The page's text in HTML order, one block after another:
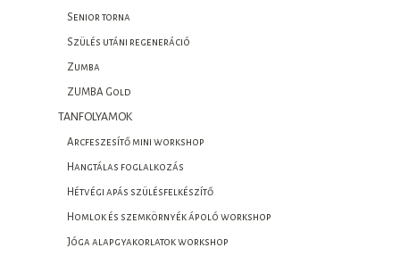
Senior torna
Szülés utáni regeneráció
Zumba
ZUMBA Gold
TANFOLYAMOK
Arcfeszesítő mini workshop
Hangtálas foglalkozás
Hétvégi apás szülésfelkészítő
Homlok és szemkörnyék ápoló workshop
Jóga alapgyakorlatok workshop